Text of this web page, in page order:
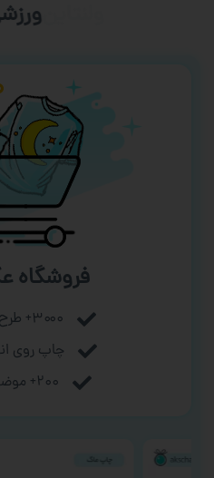
فروشگاه
۳۰۰۰+ طرح آماده به چاپ
چاپ روی
۲۰۰+ موضوع و مناسبت